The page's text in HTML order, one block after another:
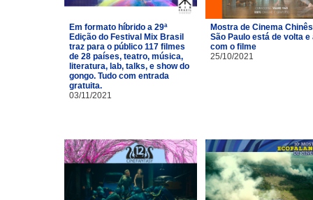
Em formato híbrido a 29ª
Edição do Festival Mix Brasil
traz para o público 117 filmes
de 28 países, teatro, música,
literatura, lab, talks, e show do
gongo. Tudo com entrada
gratuita.
03/11/2021
Mostra de Cinema
São Paulo está de volta e
com o filme
25/10/2021